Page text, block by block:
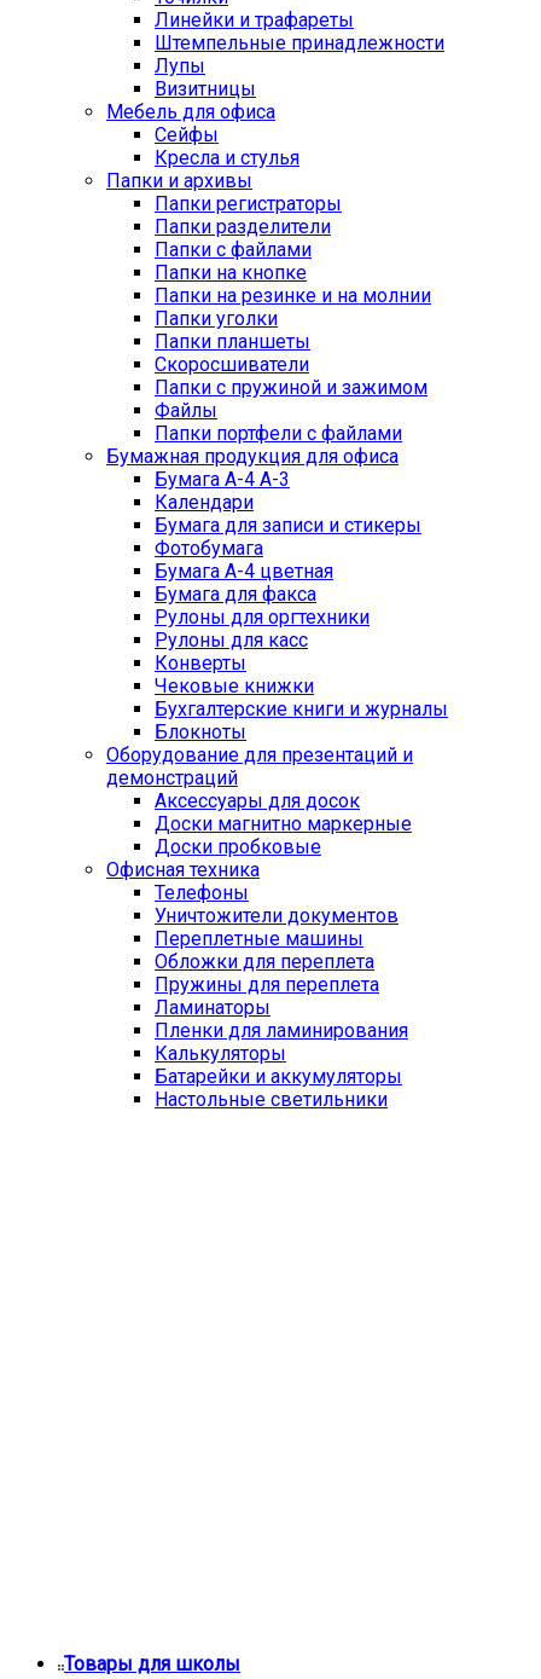
Линейки и трафареты
Штемпельные принадлежности
Лупы
Визитницы
Мебель для офиса
Сейфы
Кресла и стулья
Папки и архивы
Папки регистраторы
Папки разделители
Папки с файлами
Папки на кнопке
Папки на резинке и на молнии
Папки уголки
Папки планшеты
Скоросшиватели
Папки с пружиной и зажимом
Файлы
Папки портфели с файлами
Бумажная продукция для офиса
Бумага А-4 А-3
Календари
Бумага для записи и стикеры
Фотобумага
Бумага А-4 цветная
Бумага для факса
Рулоны для оргтехники
Рулоны для касс
Конверты
Чековые книжки
Бухгалтерские книги и журналы
Блокноты
Оборудование для презентаций и
демонстраций
Аксессуары для досок
Доски магнитно маркерные
Доски пробковые
Офисная техника
Телефоны
Уничтожители документов
Переплетные машины
Обложки для переплета
Пружины для переплета
Ламинаторы
Пленки для ламинирования
Калькуляторы
Батарейки и аккумуляторы
Настольные светильники
Товары для школы